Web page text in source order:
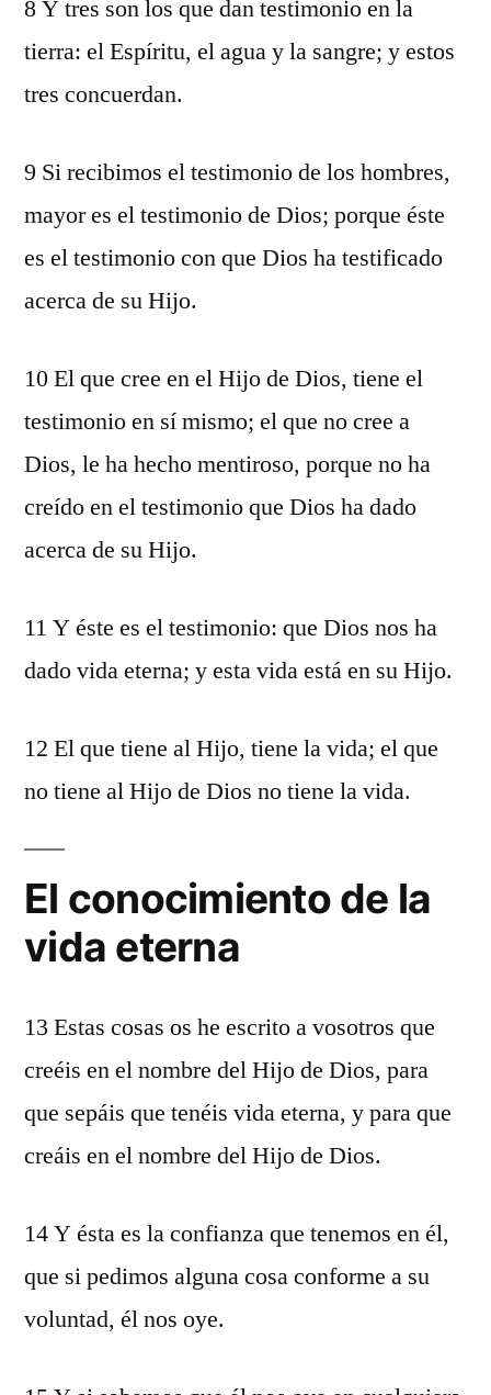
8 Y tres son los que dan testimonio en la
tierra: el Espíritu, el agua y la sangre; y estos
tres concuerdan.
9 Si recibimos el testimonio de los hombres,
mayor es el testimonio de Dios; porque éste
es el testimonio con que Dios ha testificado
acerca de su Hijo.
10 El que cree en el Hijo de Dios, tiene el
testimonio en sí mismo; el que no cree a
Dios, le ha hecho mentiroso, porque no ha
creído en el testimonio que Dios ha dado
acerca de su Hijo.
11 Y éste es el testimonio: que Dios nos ha
dado vida eterna; y esta vida está en su Hijo.
12 El que tiene al Hijo, tiene la vida; el que
no tiene al Hijo de Dios no tiene la vida.
El conocimiento de la
vida eterna
13 Estas cosas os he escrito a vosotros que
creéis en el nombre del Hijo de Dios, para
que sepáis que tenéis vida eterna, y para que
creáis en el nombre del Hijo de Dios.
14 Y ésta es la confianza que tenemos en él,
que si pedimos alguna cosa conforme a su
voluntad, él nos oye.